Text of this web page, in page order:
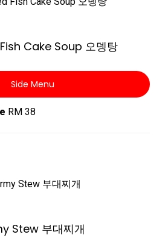
Cake Soup 오뎅탕
Side Menu
RM 38
Stew 부대찌개